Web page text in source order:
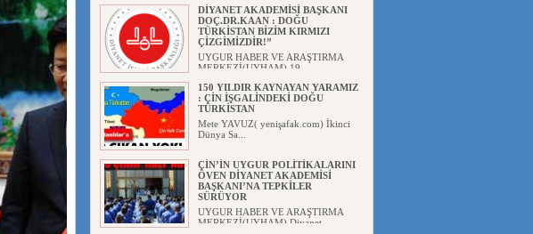
DİYANET AKADEMİSİ BAŞKANI
DOÇ.DR.KAAN : DOĞU
TÜRKİSTAN BİZİM KIRMIZI
ÇİZGİMİZDİR!”
UYGUR HABER VE ARAŞTIRMA
MERKEZİ(UYHAM) 19...
150 YILDIR KAYNAYAN YARAMIZ
: ÇİN İŞGALİNDEKİ DOĞU
TÜRKİSTAN
Mete YAVUZ( yenişafak.com) İkinci
Dünya Sa...
ÇİN’İN UYGUR POLİTİKALARINI
ÖVEN DİYANET AKADEMİSİ
BAŞKANI’NA TEPKİLER
SÜRÜYOR
UYGUR HABER VE ARAŞTIRMA
MERKEZİ(UYHAM) Diyanet